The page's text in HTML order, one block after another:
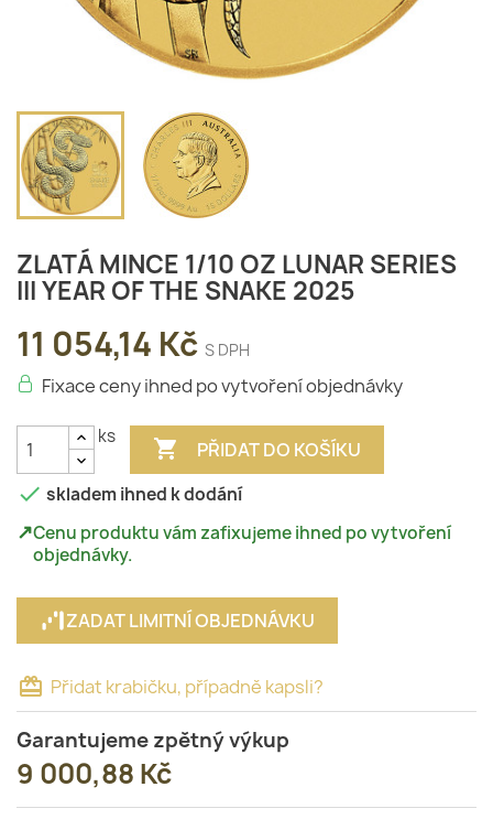
ZLATÁ MINCE 1/10 OZ LUNAR SERIES
III YEAR OF THE SNAKE 2025
11 054,14 Kč S DPH
Fixace ceny ihned po vytvoření objednávky
ks  PŘIDAT DO KOŠÍKU
 skladem ihned k dodání
↗Cenu produktu vám zafixujeme ihned po vytvoření
objednávky.
ZADAT LIMITNÍ OBJEDNÁVKU
card_giftcard Přidat krabičku, případně kapsli?
Garantujeme zpětný výkup
9 000,88 Kč